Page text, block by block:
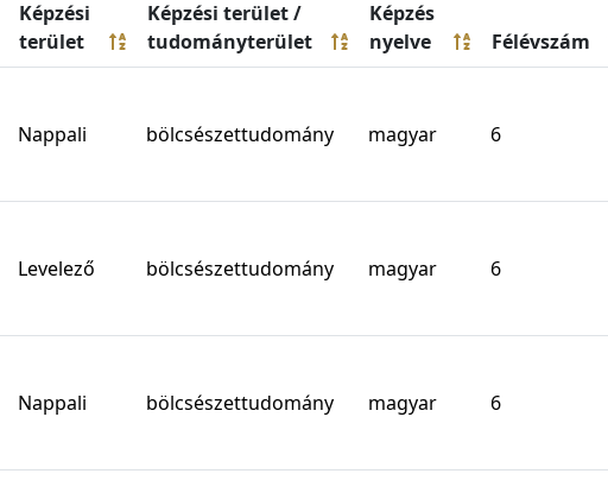
Képzési
terület
Képzési terület /
tudományterület
Képzés
nyelve
Félévszám
Nappali bölcsészettudomány magyar 6
Levelező bölcsészettudomány magyar 6
Nappali bölcsészettudomány magyar 6